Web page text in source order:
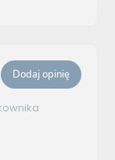
Dodaj opinię